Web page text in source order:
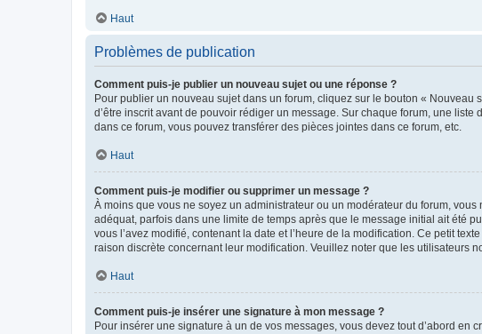
Haut
Problèmes de publication
Comment puis-je publier un nouveau sujet ou une réponse ?
Pour publier un nouveau sujet dans un forum, cliquez sur le bouton «
d’être inscrit avant de pouvoir rédiger un message. Sur chaque forum, une
dans ce forum, vous pouvez transférer des pièces jointes dans ce forum, etc.
Haut
Comment puis-je modifier ou supprimer un message ?
À moins que vous ne soyez un administrateur ou un modérateur du forum,
adéquat, parfois dans une limite de temps après que le message initial ait été
vous l’avez modifié, contenant la date et l’heure de la modification. Ce petit
raison discrète concernant leur modification. Veuillez noter que les utilisateurs
Haut
Comment puis-je insérer une signature à mon message ?
Pour insérer une signature à un de vos messages, vous devez tout d’abord